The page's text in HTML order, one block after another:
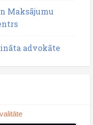
Maksājumu
advokāte